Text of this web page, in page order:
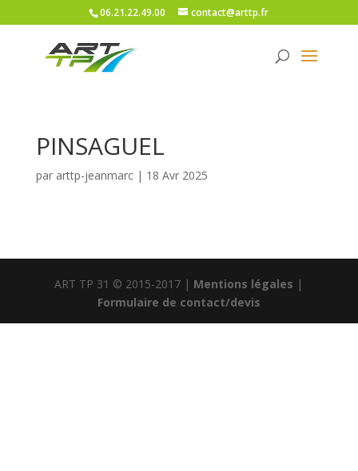
06.21.22.49.00 contact@arttp.fr
PINSAGUEL
par arttp-jeanmarc| 18 Avr 2025
ART TP 31 © 2015-2017 | Mentions légales |
Formulaire de contact/devis